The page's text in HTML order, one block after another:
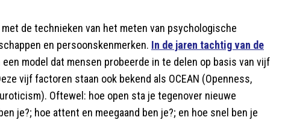
de technieken van het meten van psychologische
en persoonskenmerken. In de jaren tachtig van de
model dat mensen probeerde in te delen op basis van vijf
vijf factoren staan ook bekend als OCEAN (Openness,
Oftewel: hoe open sta je tegenover nieuwe
je?; hoe attent en meegaand ben je?; en hoe snel ben je